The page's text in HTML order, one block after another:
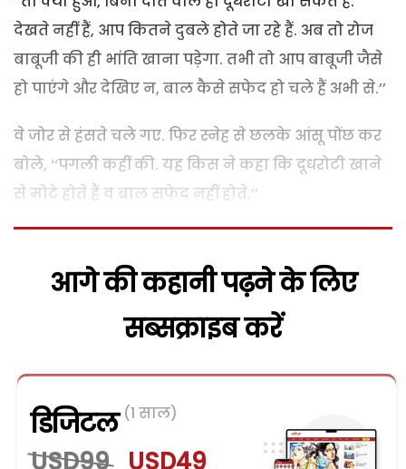
देखते नहीं हैं, आप कितने दुबले होते जा रहे हैं. अब तो रोज
बाबूजी की ही भांति खाना पड़ेगा. तभी तो आप बाबूजी जैसे
हो पाएंगे और देखिए न, बाल कैसे सफेद हो चले हैं अभी से.’’
वे जोर से हंसते चले गए. फिर स्नेह से छलके आंसू पोंछ कर
बोले, ‘‘पगली कहीं की. यह किस ने कहा कि दूधरोटी खाने
से मोटे होते हैं व बाल सफेद नहीं होते.’’
आगे की कहानी पढ़ने के लिए
सब्सक्राइब करें
डिजिटल (1 साल)
USD99 USD49